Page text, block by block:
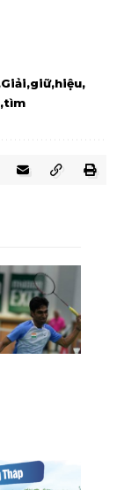
Giải giữ hiệu
tìm